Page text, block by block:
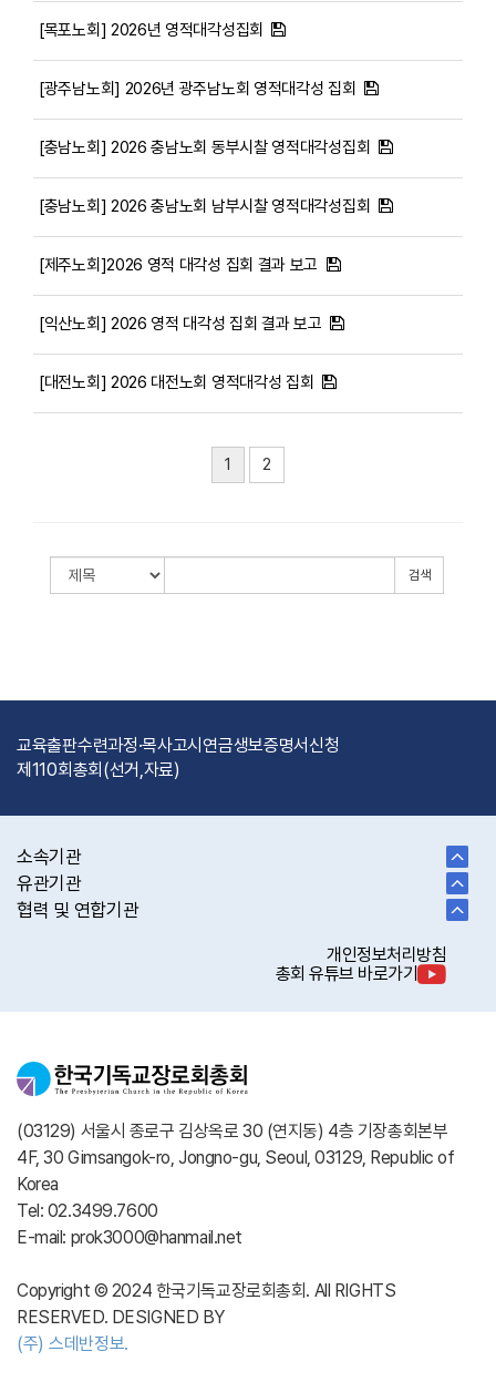
[목포노회] 2026년 영적대각성집회
[광주남노회] 2026년 광주남노회 영적대각성 집회
[충남노회] 2026 충남노회 동부시찰 영적대각성집회
[충남노회] 2026 충남노회 남부시찰 영적대각성집회
[제주노회]2026 영적 대각성 집회 결과 보고
[익산노회] 2026 영적 대각성 집회 결과 보고
[대전노회] 2026 대전노회 영적대각성 집회
1 2
검색
교육출판수련과정·목사고시 연금생보증명서신청
제110회총회(선거,자료)
소속기관
유관기관
협력 및 연합기관
개인정보처리방침
총회 유튜브 바로가기
(03129) 서울시 종로구 김상옥로 30 (연지동) 4층 기장총회본부
4F, 30 Gimsangok-ro, Jongno-gu, Seoul, 03129, Republic of
Korea
Tel: 02.3499.7600
E-mail: prok3000@hanmail.net
Copyright © 2024 한국기독교장로회총회. All RIGHTS
RESERVED. DESIGNED BY
(주) 스데반정보.